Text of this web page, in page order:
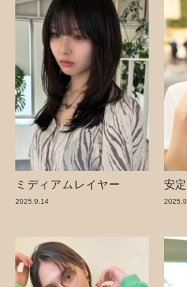
ミディアムレイヤー
2025.9.14
安